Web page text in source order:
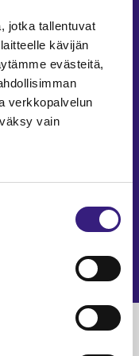
jotka tallentuvat
kävijän
evästeitä,
verkkopalvelun
vain
ja kestävyys­
varojen­
tilin­
kestävyys­